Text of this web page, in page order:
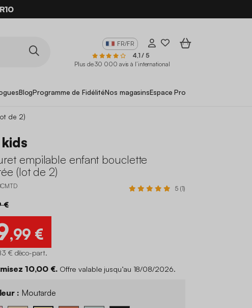
FR/FR
4,1 / 5
Plus de 30 000 avis à l’international
BlogProgramme de FidélitéNos magasinsEspace Pro
de 2)
empilable enfant bouclette
(lot de 2)
5 (1)
€
,99 €
€ d'éco-part.
10,00 €. Offre valable jusqu’au 18/08/2026.
: Moutarde